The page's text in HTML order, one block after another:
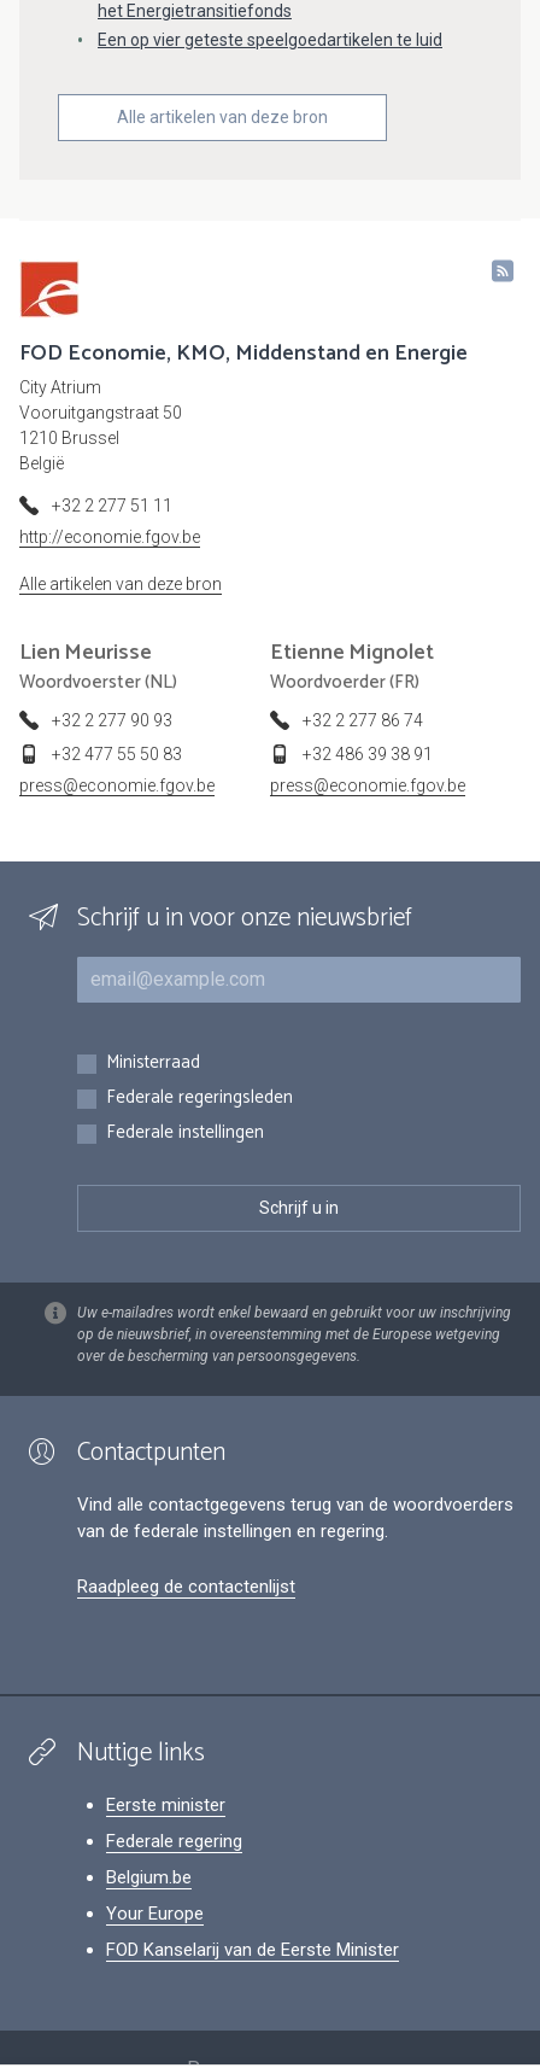
het Energietransitiefonds
Een op vier geteste speelgoedartikelen te luid
Alle artikelen van deze bron
FOD Economie, KMO, Middenstand en Energie
City Atrium
Vooruitgangstraat 50
1210 Brussel
België
+32 2 277 51 11
http://economie.fgov.be
Alle artikelen van deze bron
Lien Meurisse
Woordvoerster (NL)
+32 2 277 90 93
+32 477 55 50 83
press@economie.fgov.be
Etienne Mignolet
Woordvoerder (FR)
+32 2 277 86 74
+32 486 39 38 91
press@economie.fgov.be
Schrijf u in voor onze nieuwsbrief
E-mail
Inschrijvingen
Ministerraad
Federale regeringsleden
Federale instellingen
Uw e-mailadres wordt enkel bewaard en gebruikt voor uw inschrijving
op de nieuwsbrief, in overeenstemming met de Europese wetgeving
over de bescherming van persoonsgegevens.
Contactpunten
Vind alle contactgegevens terug van de woordvoerders
van de federale instellingen en regering.
Raadpleeg de contactenlijst
Nuttige links
Eerste minister
Federale regering
Belgium.be
Your Europe
FOD Kanselarij van de Eerste Minister